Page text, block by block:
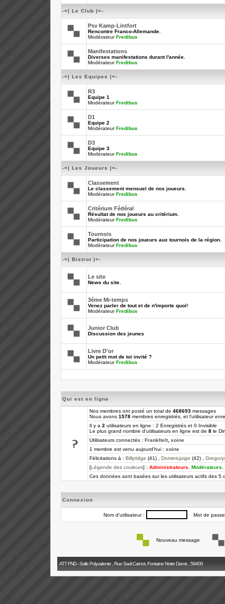
-=| Le Club |=-
Psv Kamp-Lintfort
Rencontre Franco-Allemande.
ModérateurFredibus
Manifestations
Diverses manifestations durant l'année.
ModérateurFredibus
-=| Les Equipes |=-
R3
Equipe 1
ModérateurFredibus
D1
Equipe 2
ModérateurFredibus
D3
Equipe 3
ModérateurFredibus
-=| Les Joueurs |=-
Classement
Le classement mensuel de nos joueurs.
ModérateurFredibus
Critérium Fédéral
Résultat de nos joueurs au critérium.
ModérateurFredibus
Tournois
Participation de nos joueurs aux tournois de la région.
ModérateurFredibus
-=| Bistrot |=-
Le site
News du site.
3éme Mi-temps
Venez parler de tout et de n'importe quoi!
ModérateurFredibus
Junior Club
Discussion des jeunes
Livre D'or
Un petit mot de toi invité ?
ModérateurFredibus
Qui est en ligne
Nos membres ont posté un total de 468693 messages
Nous avons 1578 membres enregistrés, et l'utilisateur
Il y a 2 utilisateurs en ligne : 2 Enregistrés et 0 Invisible
Le plus grand nombre d'utilisateurs en ligne est de 8 le
Utilisateurs connectés : FrankItelt, xoine
1 membre est venu aujourd'hui : xoine
Félicitations à : Billyridge (41) , Dominicjoige (42) ,
[Légende des couleurs] : Administrateurs Modérateurs
Ces données sont basées sur les utilisateurs actifs des 5
Connexion
Nom d'utilisateur : Mot de
Nouveau message
ATT FND - Salle Polyvalente , Rue Sadi Carnot, Fontaine Notre Dame , 59400